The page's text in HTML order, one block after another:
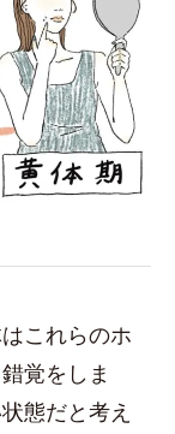
これらのホ
覚をしま
態だと考え